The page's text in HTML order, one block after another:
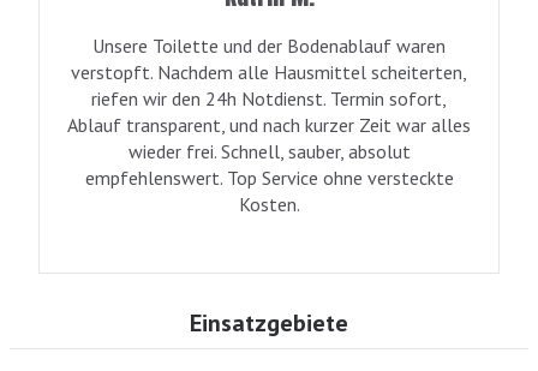
Unsere Toilette und der Bodenablauf waren
verstopft. Nachdem alle Hausmittel scheiterten,
riefen wir den 24h Notdienst. Termin sofort,
Ablauf transparent, und nach kurzer Zeit war alles
wieder frei. Schnell, sauber, absolut
empfehlenswert. Top Service ohne versteckte
Kosten.
Einsatzgebiete